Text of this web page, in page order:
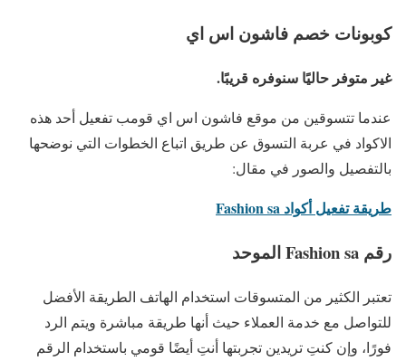
كوبونات خصم فاشون اس اي
غير متوفر حاليًا سنوفره قريبًا.
عندما تتسوقين من موقع فاشون اس اي قومب تفعيل أحد هذه
الاكواد في عربة التسوق عن طريق اتباع الخطوات التي نوضحها
بالتفصيل والصور في مقال:
طريقة تفعيل أكواد Fashion sa
رقم Fashion sa الموحد
تعتبر الكثير من المتسوقات استخدام الهاتف الطريقة الأفضل
للتواصل مع خدمة العملاء حيث أنها طريقة مباشرة ويتم الرد
فورًا، وإن كنتِ تريدين تجربتها أنتِ أيضًا قومي باستخدام الرقم